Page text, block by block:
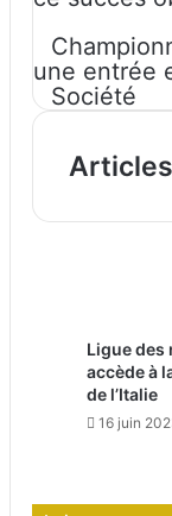
une entrée
Société
Ligue des
accède à
de l’Italie
16 juin